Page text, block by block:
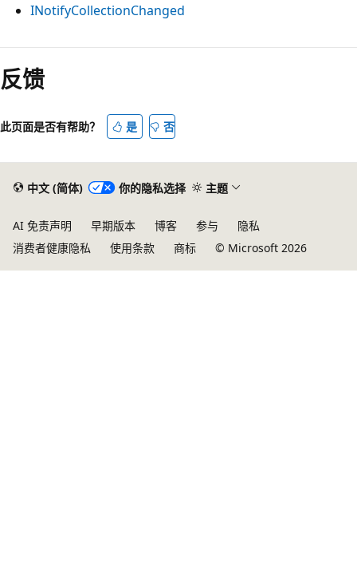
INotifyCollectionChanged
反馈
此页面是否有帮助？ 是 否
中文 (简体) 你的隐私选择 主题
AI 免责声明 早期版本 博客 参与
隐私
消费者健康隐私
使用条款 商标 © Microsoft 2026